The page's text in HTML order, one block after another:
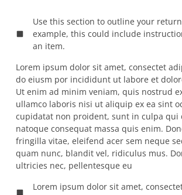
Use this section to outline your
example, this could include
an item.
Lorem ipsum dolor sit amet, consectet
do eiusm por incididunt ut labore et
Ut enim ad minim veniam, quis nostrud
ullamco laboris nisi ut aliquip ex ea sint
cupidatat non proident, sunt in culpa qui
natoque consequat massa quis enim.
fringilla vitae, eleifend acer sem neque
quam nunc, blandit vel, ridiculus mus.
ultricies nec, pellentesque eu
Lorem ipsum dolor sit amet,